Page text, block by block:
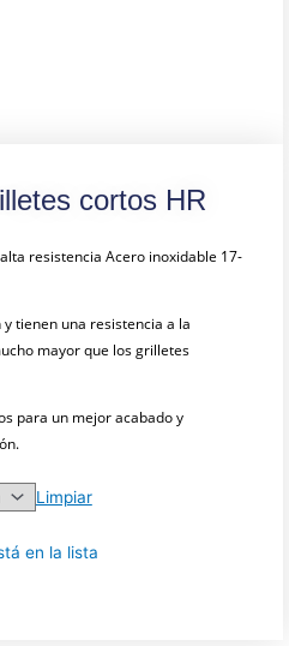
cortos HR
resistencia Acero inoxidable 17-
tienen una resistencia a la
mayor que los grilletes
para un mejor acabado y
Limpiar
en la lista